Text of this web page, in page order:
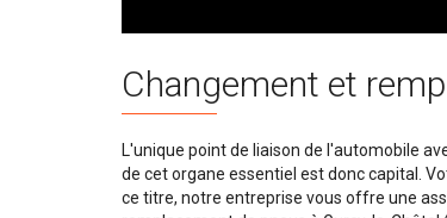
Changement et
L'unique point de liaison de l'automobile
de cet organe essentiel est donc capital.
ce titre, notre entreprise vous offre une